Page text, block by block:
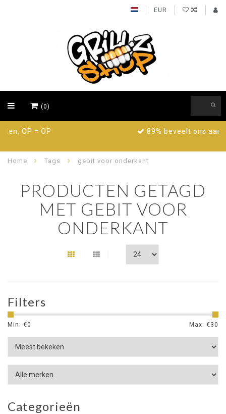
EUR
(0)
89% beveelt ons aan, probeer nu!
Home Tags gebit voor onderkant
PRODUCTEN GETAGD
MET GEBIT VOOR
ONDERKANT
Filters
Min: €0 Max: €30
Categorieën